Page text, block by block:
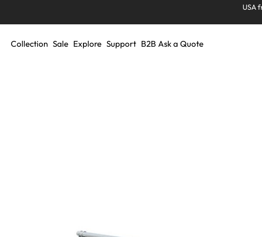
USA
USA
Collection Sale Explore Support B2B Ask a Quote